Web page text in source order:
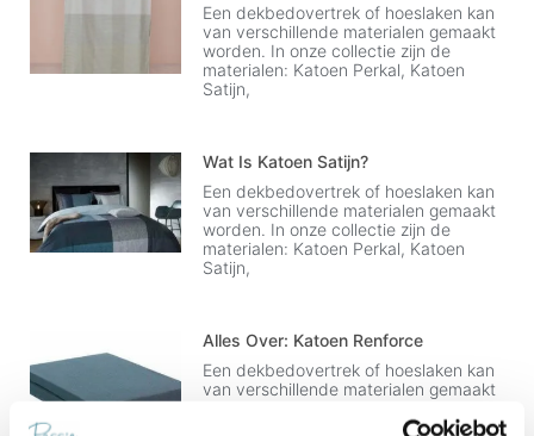
Een dekbedovertrek of hoeslaken kan
van verschillende materialen gemaakt
worden. In onze collectie zijn de
materialen: Katoen Perkal, Katoen
Satijn,
Wat Is Katoen Satijn?
Een dekbedovertrek of hoeslaken kan
van verschillende materialen gemaakt
worden. In onze collectie zijn de
materialen: Katoen Perkal, Katoen
Satijn,
Alles Over: Katoen Renforce
Een dekbedovertrek of hoeslaken kan
van verschillende materialen gemaakt
materialen: Katoen Perkal, Katoen